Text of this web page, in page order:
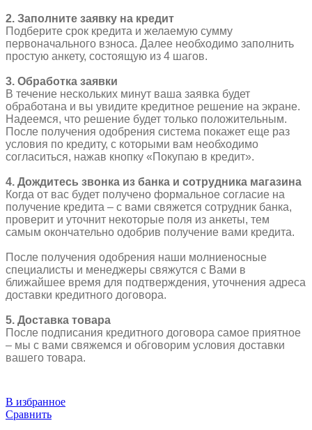
2. Заполните заявку на кредит
Подберите срок кредита и желаемую сумму
первоначального взноса. Далее необходимо заполнить
простую анкету, состоящую из 4 шагов.
3. Обработка заявки
В течение нескольких минут ваша заявка будет
обработана и вы увидите кредитное решение на экране.
Надеемся, что решение будет только положительным.
После получения одобрения система покажет еще раз
условия по кредиту, с которыми вам необходимо
согласиться, нажав кнопку «Покупаю в кредит».
4. Дождитесь звонка из банка и сотрудника магазина
Когда от вас будет получено формальное согласие на
получение кредита – с вами свяжется сотрудник банка,
проверит и уточнит некоторые поля из анкеты, тем
самым окончательно одобрив получение вами кредита.
После получения одобрения наши молниеносные
специалисты и менеджеры свяжутся с Вами в
ближайшее время для подтверждения, уточнения адреса
доставки кредитного договора.
5. Доставка товара
После подписания кредитного договора самое приятное
– мы с вами свяжемся и обговорим условия доставки
вашего товара.
В избранное
Сравнить